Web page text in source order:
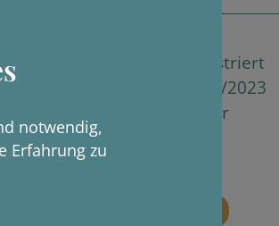
notwendig,
Erfahrung zu
-
Katze, kastriert
geb. 2022/2023
Freigänger